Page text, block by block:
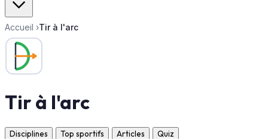
Accueil ›Tir à l'arc
Tir à l'arc
Disciplines Top sportifs Articles Quiz